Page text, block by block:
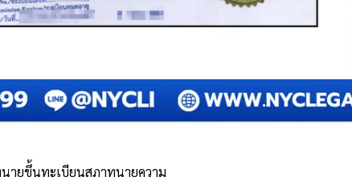
นายขึ้นทะเบียนสภาทนายความ